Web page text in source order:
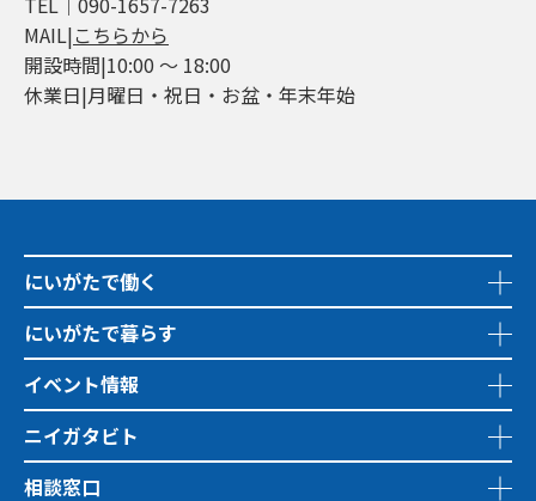
MAIL|こちらから
開設時間|10:00 ～ 18:00
休業日|月曜日・祝日・お盆・年末年始
にいがたで働く
にいがたで暮らす
イベント情報
ニイガタビト
相談窓口